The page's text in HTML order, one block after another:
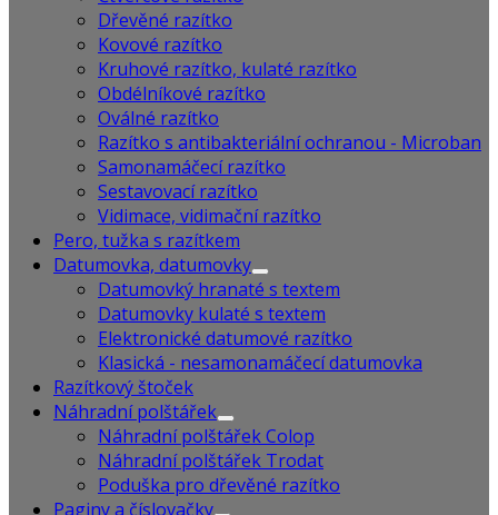
Dřevěné razítko
Kovové razítko
Kruhové razítko, kulaté razítko
Obdélníkové razítko
Oválné razítko
Razítko s antibakteriální ochranou - Microban
Samonamáčecí razítko
Sestavovací razítko
Vidimace, vidimační razítko
Pero, tužka s razítkem
Datumovka, datumovky
Datumovký hranaté s textem
Datumovky kulaté s textem
Elektronické datumové razítko
Klasická - nesamonamáčecí datumovka
Razítkový štoček
Náhradní polštářek
Náhradní polštářek Colop
Náhradní polštářek Trodat
Poduška pro dřevěné razítko
Paginy a číslovačky